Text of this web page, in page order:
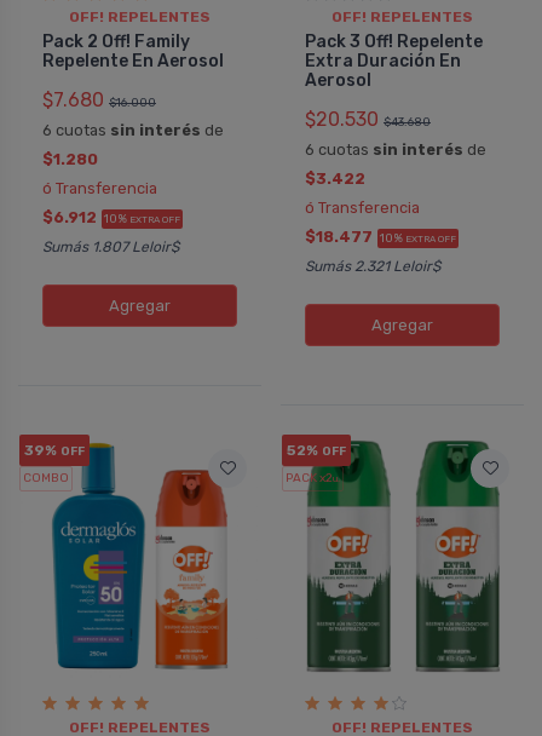
OFF! REPELENTES
Pack 2 Off! Family
Repelente En Aerosol
$7.680 $16.000
6 cuotas sin interés de
$1.280
ó Transferencia
$6.912 10% EXTRA OFF
Sumás 1.807 Leloir$
Agregar
OFF! REPELENTES
Pack 3 Off! Repelente
Extra Duración En
Aerosol
$20.530 $43.680
6 cuotas sin interés de
$3.422
ó Transferencia
$18.477 10% EXTRA OFF
Sumás 2.321 Leloir$
Agregar
39% OFF
COMBO
OFF! REPELENTES
52% OFF
PACK x2u.
OFF! REPELENTES